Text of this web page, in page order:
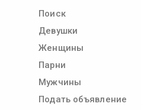
Поиск
Девушки
Женщины
Парни
Мужчины
Подать объявление